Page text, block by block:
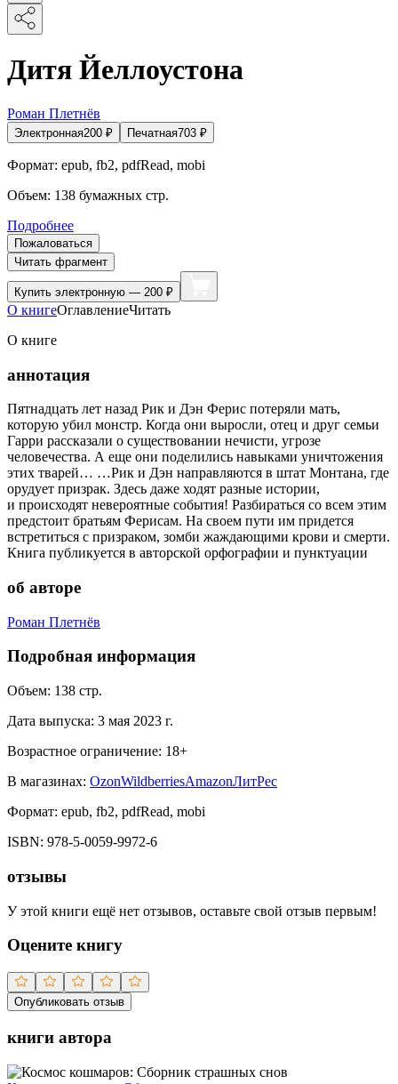
Дитя Йеллоустона
Роман Плетнёв
Электронная200 ₽ Печатная703 ₽
Формат: epub, fb2, pdfRead, mobi
Объем: 138 бумажных стр.
Подробнее
Пожаловаться
Читать фрагмент
Купить электронную — 200 ₽
О книгеОглавлениеЧитать
О книге
аннотация
Пятнадцать лет назад Рик и Дэн Ферис потеряли мать,
которую убил монстр. Когда они выросли, отец и друг семьи
Гарри рассказали о существовании нечисти, угрозе
человечества. А еще они поделились навыками уничтожения
этих тварей… …Рик и Дэн направляются в штат Монтана, где
орудует призрак. Здесь даже ходят разные истории,
и происходят невероятные события! Разбираться со всем этим
предстоит братьям Ферисам. На своем пути им придется
встретиться с призраком, зомби жаждающими крови и смерти.
Книга публикуется в авторской орфографии и пунктуации
об авторе
Роман Плетнёв
Подробная информация
Объем: 138 стр.
Дата выпуска: 3 мая 2023 г.
Возрастное ограничение: 18+
В магазинах: OzonWildberriesAmazonЛитРес
Формат: epub, fb2, pdfRead, mobi
ISBN: 978-5-0059-9972-6
отзывы
У этой книги ещё нет отзывов, оставьте свой отзыв первым!
Оцените книгу
Опубликовать отзыв
книги автора